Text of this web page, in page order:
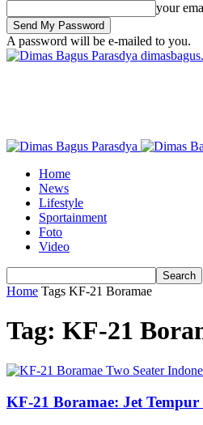
your
A password will be e-mailed to you.
Home
News
Lifestyle
Sportainment
Foto
Video
Home Tags KF-21 Boramae
Tag: KF-21
KF-21 Boramae: Jet